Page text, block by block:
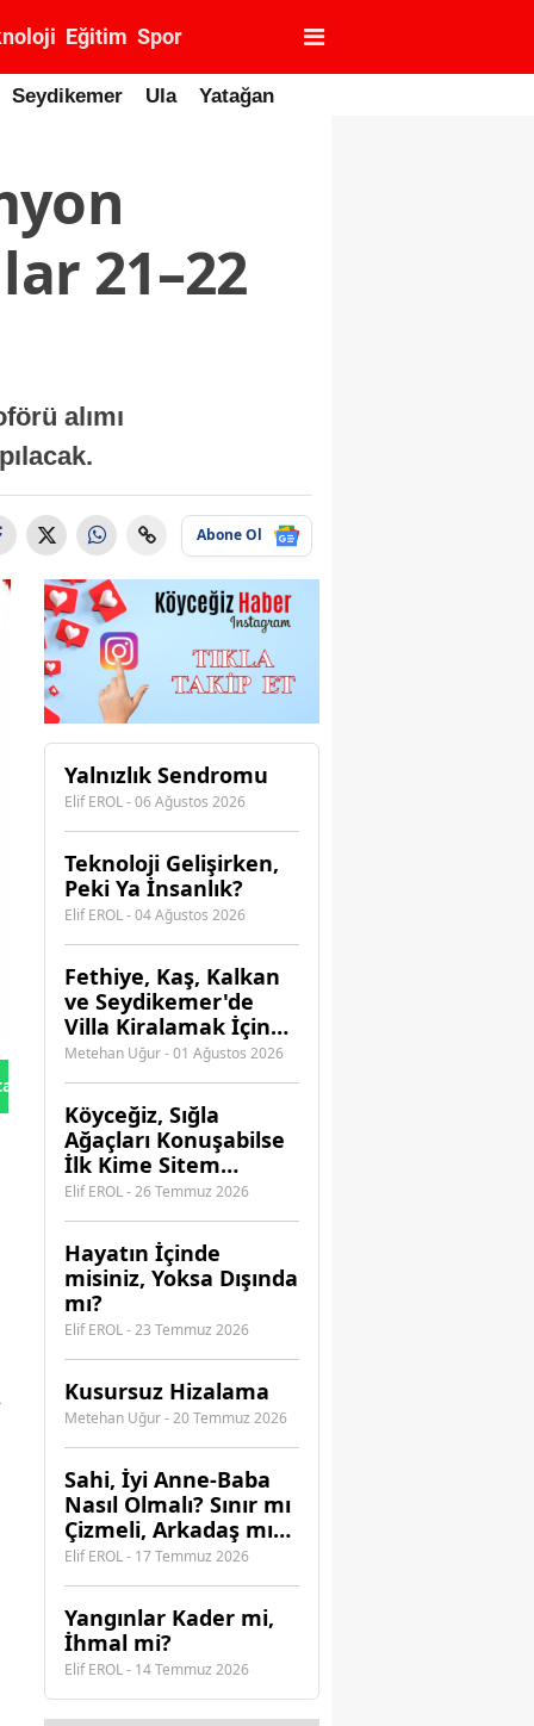
Eğitim Spor
Seydikemer Ula Yatağan
21–22
alımı
Abone Ol
Gönder
Yalnızlık Sendromu
Elif EROL - 06 Ağustos 2026
Teknoloji Gelişirken,
Peki Ya İnsanlık?
Elif EROL - 04 Ağustos 2026
Fethiye, Kaş, Kalkan
ve Seydikemer'de
Villa Kiralamak İçin
Hangi Acenteye
Güvenebilirsiniz?
Metehan Uğur - 01 Ağustos 2026
Köyceğiz, Sığla
Ağaçları Konuşabilse
İlk Kime Sitem
Ederdi?
Elif EROL - 26 Temmuz 2026
Hayatın İçinde
misiniz, Yoksa Dışında
mı?
Elif EROL - 23 Temmuz 2026
Kusursuz Hizalama
Metehan Uğur - 20 Temmuz 2026
​Sahi, İyi Anne-Baba
Nasıl Olmalı? Sınır mı
Çizmeli, Arkadaş mı
Olmalı?
Elif EROL - 17 Temmuz 2026
Yangınlar Kader mi,
İhmal mi?
Elif EROL - 14 Temmuz 2026